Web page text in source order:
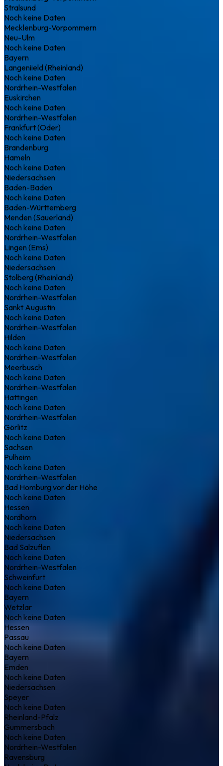
Stralsund
Noch keine Daten
Mecklenburg-Vorpommern
Neu-Ulm
Noch keine Daten
Bayern
Langeniield (Rheinland)
Noch keine Daten
Nordrhein-Westfalen
Euskirchen
Noch keine Daten
Nordrhein-Westfalen
Frankfurt (Oder)
Noch keine Daten
Brandenburg
Hameln
Noch keine Daten
Niedersachsen
Baden-Baden
Noch keine Daten
Baden-Württemberg
Menden (Sauerland)
Noch keine Daten
Nordrhein-Westfalen
Lingen (Ems)
Noch keine Daten
Niedersachsen
Stolberg (Rheinland)
Noch keine Daten
Nordrhein-Westfalen
Sankt Augustin
Noch keine Daten
Nordrhein-Westfalen
Hilden
Noch keine Daten
Nordrhein-Westfalen
Meerbusch
Noch keine Daten
Nordrhein-Westfalen
Hattingen
Noch keine Daten
Nordrhein-Westfalen
Görlitz
Noch keine Daten
Sachsen
Pulheim
Noch keine Daten
Nordrhein-Westfalen
Bad Homburg vor der Höhe
Noch keine Daten
Hessen
Nordhorn
Noch keine Daten
Niedersachsen
Bad Salzuflen
Noch keine Daten
Nordrhein-Westfalen
Schweinfurt
Noch keine Daten
Bayern
Wetzlar
Noch keine Daten
Hessen
Passau
Noch keine Daten
Bayern
Emden
Noch keine Daten
Niedersachsen
Speyer
Noch keine Daten
Rheinland-Pfalz
Gummersbach
Noch keine Daten
Nordrhein-Westfalen
Ravensburg